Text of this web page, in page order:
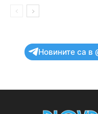
Новините са в